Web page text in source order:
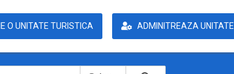
O UNITATE TURISTICA ADMINITREAZA UNITATE